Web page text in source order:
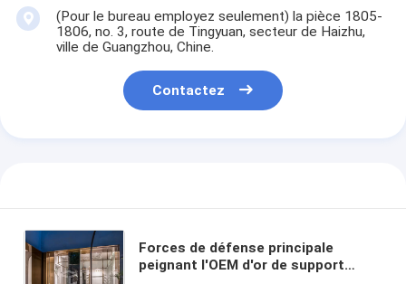
(Pour le bureau employez seulement) la pièce 1805-
1806, no. 3, route de Tingyuan, secteur de Haizhu,
ville de Guangzhou, Chine.
Contactez
Forces de défense principale
peignant l'OEM d'or de support